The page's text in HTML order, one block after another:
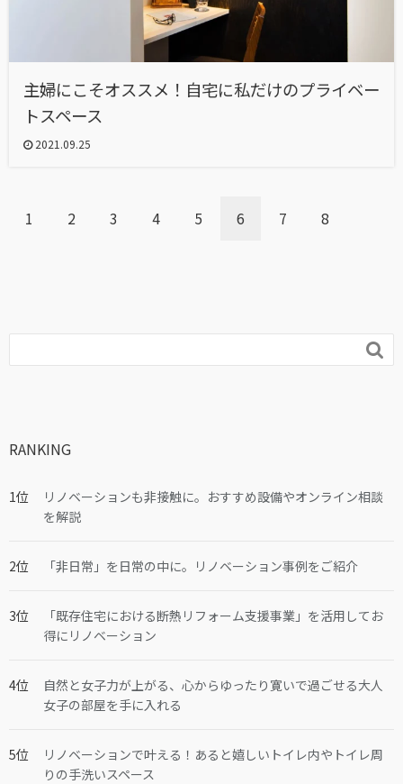
主婦にこそオススメ！自宅に私だけのプライベー
トスペース
2021.09.25
1 2 3 4 5 6 7 8

RANKING
リノベーションも非接触に。おすすめ設備やオンライン相談
を解説
「非日常」を日常の中に。リノベーション事例をご紹介
「既存住宅における断熱リフォーム支援事業」を活用してお
得にリノベーション
自然と女子力が上がる、心からゆったり寛いで過ごせる大人
女子の部屋を手に入れる
リノベーションで叶える！あると嬉しいトイレ内やトイレ周
りの手洗いスペース